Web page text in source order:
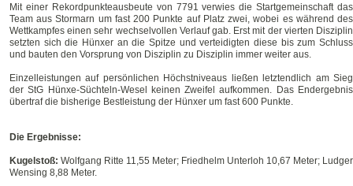
Mit einer Rekordpunkteausbeute von 7791 verwies die Startgemeinschaft das
Team aus Stormarn um fast 200 Punkte auf Platz zwei, wobei es während des
Wettkampfes einen sehr wechselvollen Verlauf gab. Erst mit der vierten Disziplin
setzten sich die Hünxer an die Spitze und verteidigten diese bis zum Schluss
und bauten den Vorsprung von Disziplin zu Disziplin immer weiter aus.
Einzelleistungen auf persönlichen Höchstniveaus ließen letztendlich am Sieg
der StG Hünxe-Süchteln-Wesel keinen Zweifel aufkommen. Das Endergebnis
übertraf die bisherige Bestleistung der Hünxer um fast 600 Punkte.
Die Ergebnisse:
Kugelstoß: Wolfgang Ritte 11,55 Meter; Friedhelm Unterloh 10,67 Meter; Ludger
Wensing 8,88 Meter.